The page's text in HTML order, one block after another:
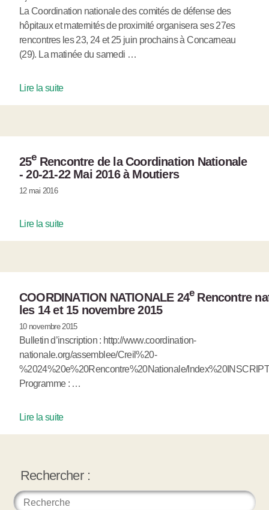
La Coordination nationale des comités de défense des
hôpitaux et maternités de proximité organisera ses 27es
rencontres les 23, 24 et 25 juin prochains à Concarneau
(29). La matinée du samedi …
Lire la suite
25eRencontre de la Coordination Nationale
- 20-21-22 Mai 2016 à Moutiers
12 mai 2016
Lire la suite
COORDINATION NATIONALE 24eRencontre
les 14 et 15 novembre 2015
10 novembre 2015
Bulletin d’inscription : http://www.coordination-
nationale.org/assemblee/Creil%20-
%2024%20e%20Rencontre%20Nationale/
Programme : …
Lire la suite
Rechercher :